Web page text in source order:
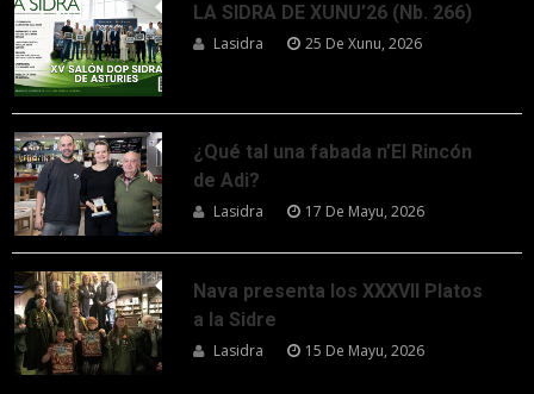
LA SIDRA DE XUNU’26 (Nb. 266)
Lasidra 25 De Xunu, 2026
¿Qué tal una fabada n’El Rincón
de Adi?
Lasidra 17 De Mayu, 2026
Nava presenta los XXXVII Platos
a la Sidre
Lasidra 15 De Mayu, 2026